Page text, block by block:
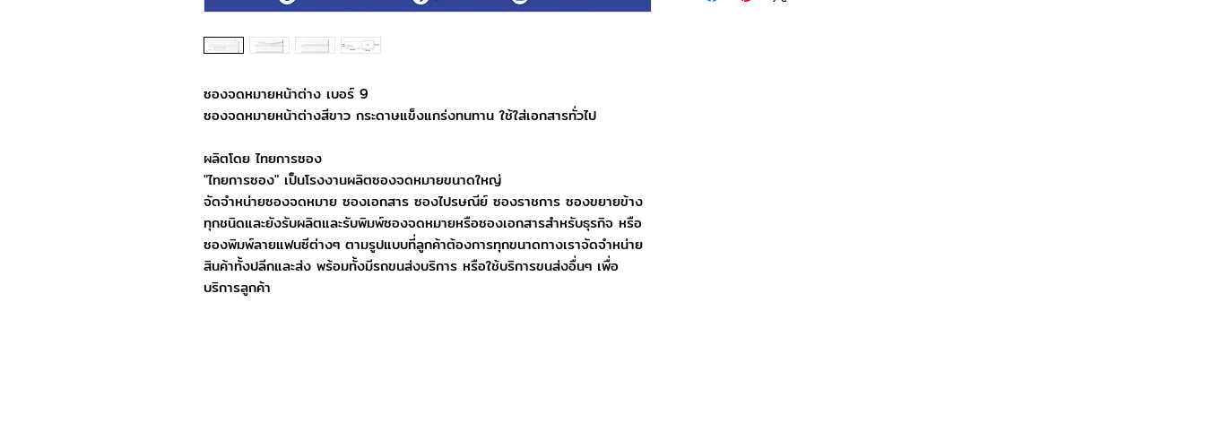
ซองจดหมายหน้าต่าง เบอร์ 9
ซองจดหมายหน้าต่างสีขาว กระดาษแข็งแกร่งทนทาน ใช้ใส่เอกสารทั่วไป
ผลิตโดย ไทยการซอง
"ไทยการซอง" เป็นโรงงานผลิตซองจดหมายขนาดใหญ่
จัดจำหน่ายซองจดหมาย ซองเอกสาร ซองไปรษณีย์ ซองราชการ ซองขยายข้าง
ทุกชนิดและยังรับผลิตและรับพิมพ์ซองจดหมายหรือซองเอกสารสำหรับธุรกิจ หรือ
ซองพิมพ์ลายแฟนซีต่างๆ ตามรูปแบบที่ลูกค้าต้องการทุกขนาดทางเราจัดจำหน่าย
สินค้าทั้งปลีกและส่ง พร้อมทั้งมีรถขนส่งบริการ หรือใช้บริการขนส่งอื่นๆ เพื่อ
บริการลูกค้า